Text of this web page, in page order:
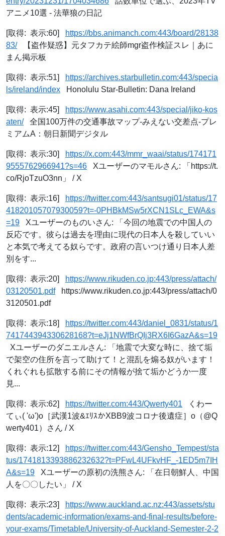
アニメ10選 - 法華狼の日記
[取得: 表示:60]
https://bbs.animanch.com:443/board/28138
83/【盗作疑惑】元タフカテ絵師mgr盗作検証スレ｜あに
まん掲示板
[取得: 表示:51]
https://archives.starbulletin.com:443/specia
ls/ireland/index Honolulu Star-Bulletin: Dana Ireland
[取得: 表示:45]
https://www.asahi.com:443/special/jiko-kos
aten/全国100万件の交通事故マップ-みえない交差点-プレ
ミアムA：朝日新聞デジタル
[取得: 表示:30]
https://x.com:443/mmr_waai/status/174171
9555762966941?s=46 Xユーザーのマモルさん: 「https://t.
co/RjoTzuO3nn」 / X
[取得: 表示:16]
https://twitter.com:443/santsugi01/status/17
41820105707930059?t=-0PHBkMSw5rXCN1SLc_EWA&s
=19 Xユーザーのものいさん: 「今回の地震での中国人の
反応です。彼らは過去を理由に現代の日本人を殺していい
と本気で考えてる奴らです。政府の言いつけ通り日本人差
別をす...
[取得: 表示:20]
https://www.rikuden.co.jp:443/press/attach/
03120501.pdfhttps://www.rikuden.co.jp:443/press/attach/0
3120501.pdf
[取得: 表示:18]
https://twitter.com:443/daniel_0831/status/1
741744394330628168?t=eJj1NWfBrQIj3RX6I6GazA&s=19
Xユーザーのダニエルさん: 「地震で大変な時に、捨て垢
で架空の住所を言って助けて！と混乱を煽る奴がいます！
くれぐれも拡散する前にその情報が捨て垢かどうか一度
見...
[取得: 表示:62] https://twitter.com:443/Qwerty401 くわー
てぃ( 'ω')o［武漢1波&ｴﾘｽかXBB9波コロナ後遺症］o（@Q
werty401）さん / X
[取得: 表示:12]
https://twitter.com:443/Gensho_Tempest/sta
tus/1741813393886232632?t=PFwL4UFkvHF_-1ED5m7IH
A&s=19 Xユーザーの原初の洗熊さん: 「在日朝鮮人、中国
人を〇〇したい」 / X
[取得: 表示:23]
https://www.auckland.ac.nz:443/assets/stu
dents/academic-information/exams-and-final-results/before-
your-exams/Timetable/University-of-Auckland-Semester-2-2